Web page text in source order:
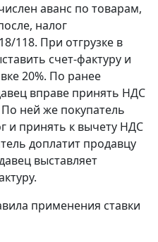
аванс по товарам,
налог
118. При отгрузке в
счет-фактуру и
20%. По ранее
вправе принять НДС
ней же покупатель
и принять к вычету НДС
доплатит продавцу
выставляет
применения ставки